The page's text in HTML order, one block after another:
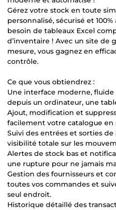
Gérez votre stock en toute
personnalisé, sécurisé et
besoin de tableaux Excel
d’inventaire ! Avec un site de
mesure, vous gagnez en
contrôle.
Ce que vous obtiendrez :
Une interface moderne, fluide
depuis un ordinateur, une
Ajout, modification et
facilement votre catalogue en
Suivi des entrées et sorties
visibilité totale sur les
Alertes de stock bas et
une rupture pour ne jamais
Gestion des fournisseurs et
toutes vos commandes et
seul endroit.
Historique détaillé des